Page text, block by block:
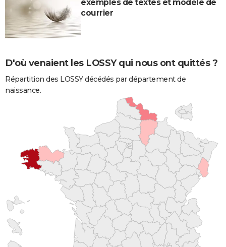
exemples de textes et modèle de
courrier
D'où venaient les LOSSY qui nous ont quittés ?
Répartition des LOSSY décédés par département de
naissance.